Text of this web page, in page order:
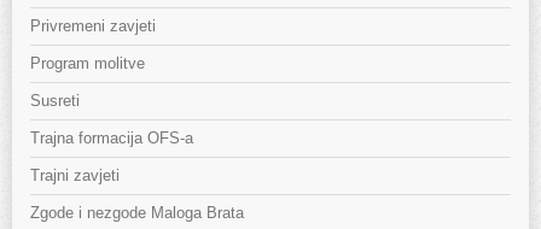
Privremeni zavjeti
Program molitve
Susreti
Trajna formacija OFS-a
Trajni zavjeti
Zgode i nezgode Maloga Brata